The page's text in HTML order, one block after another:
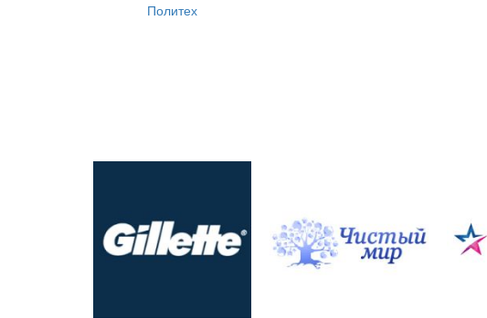
Политех